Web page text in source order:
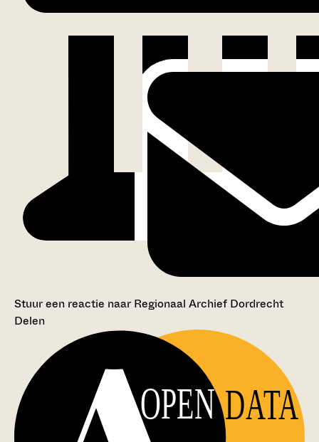
Stuur een reactie naar Regionaal Archief Dordrecht
Delen
OPEN DATA